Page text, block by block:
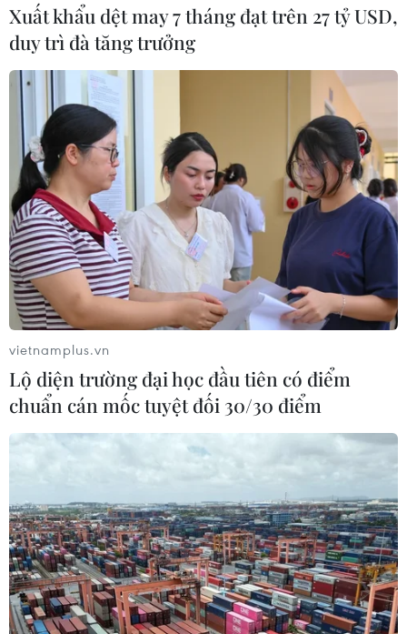
01/02/2020 00:00
Tuyên bố trên được đưa ra sau khi tờ New Yorks Times
đăng bài viết cho rằng Tổng thống Trump đã chỉ đạo tổ
chức một cuộc tiếp xúc giữa Tổng thống Ukraine và luật
sư của ông.
COVID-19: Tổng thống Mỹ Trump chỉ
trích Thống đốc bang Georgia
23/04/2020 10:19
Tổng thống Mỹ Trump đã bày tỏ bất đồng sâu sắc đối
với quyết định của Thống đốc bang Georgia cho phép
mở lại hoạt động của nhiều loại hình doanh nghiệp nhỏ
như trung tâm thể hình, bowling, tiệm nail.
Xuất khẩu dệt may 7 tháng đạt trên 27 tỷ USD,
duy trì đà tăng trưởng
vietnamplus.vn
Lộ diện trường đại học đầu tiên có điểm
chuẩn cán mốc tuyệt đối 30/30 điểm